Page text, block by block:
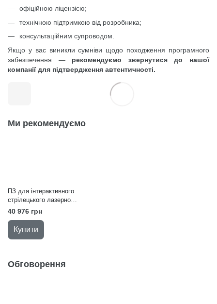
офіційною ліцензією;
технічною підтримкою від розробника;
консультаційним супроводом.
Якщо у вас виникли сумніви щодо походження програмного
забезпечення —рекомендуємо звернутися до нашої
компанії для підтвердження автентичності.
Ми рекомендуємо
ПЗ для інтерактивного
стрілецького лазерного
тиру "Захисник
Вітчизни"
40 976 грн
Купити
Обговорення